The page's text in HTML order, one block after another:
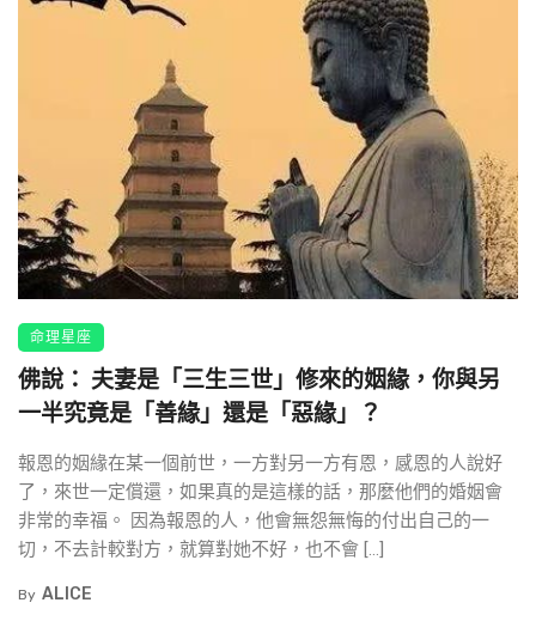
命理星座
佛說： 夫妻是「三生三世」修來的姻緣，你與另
一半究竟是「善緣」還是「惡緣」？​
報恩的姻緣在某一個前世，一方對另一方有恩，感恩的人說好
了，來世一定償還，如果真的是這樣的話，那麼他們的婚姻會
非常的幸福。 因為報恩的人，他會無怨無悔的付出自己的一
切，不去計較對方，就算對她不好，也不會 […]
By ALICE